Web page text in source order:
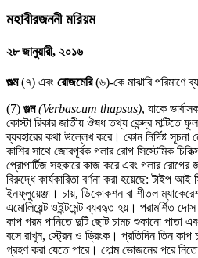
মহাবীরজননী মরিয়ম
২৮ জানুয়ারী, ২০১৬
গুল্ম(৭) এবং রোজমেরি(৬)-কে মাঝারি পরিমাণে
(7) গুল্ম (Verbascum thapsus), যাকে
কোস্টা রিকার জাতীয় ঔষধ তথ্য কেন্দ্র মাল্টিতে
ব্যবহারের কথা উল্লেখ করে। কোন নির্দিষ্ট
কাশির সাথে জোরপূর্বক গলার রোগ সিস্টেমিক
প্রোপার্টিজ সহকারে কাজ করে এবং গলার
বিরুদ্ধে কার্যকারিতা বর্ণনা করা হয়েছে: টাইপ আই
ইনফ্লুয়েঞ্জা। চায়, ডিকোকশন বা শীতল
এমোলিয়েন্ট ওইন্টমেন্ট ব্যবহৃত হয়। পরামর্শিত
কাপ গরম পানিতে দুটি ছোট চামচ শুকানো পাতা
বসে রাখুন, স্ট্রেন ও ড্রিংক। প্রতিদিন তিন কাপ
গ্রহণ করা যেতে পারে। গোল্ম ভোজনের পরে